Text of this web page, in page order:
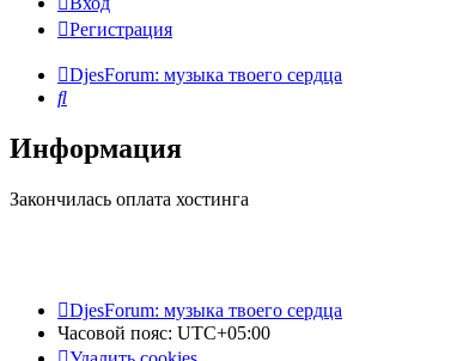
Регистрация
DjesForum: музыка твоего сердца
Поиск
Информация
Закончилась оплата хостинга
DjesForum: музыка твоего сердца
Часовой пояс: UTC+05:00